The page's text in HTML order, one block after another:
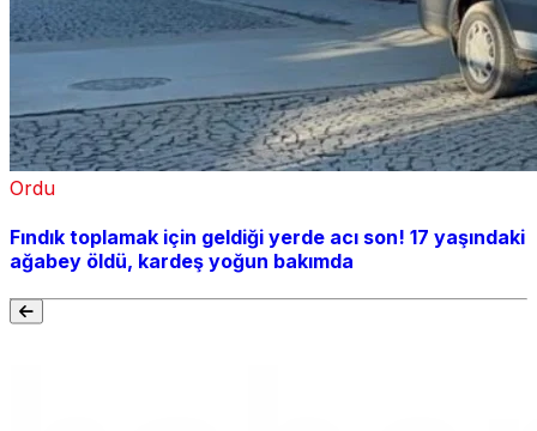
Ordu
Fındık toplamak için geldiği yerde acı son! 17 yaşındaki
ağabey öldü, kardeş yoğun bakımda